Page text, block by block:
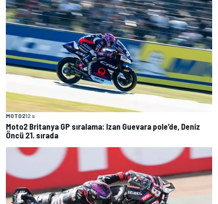
MOTO212 s
Moto2 Britanya GP sıralama: Izan Guevara pole’de, Deniz
Öncü 21. sırada